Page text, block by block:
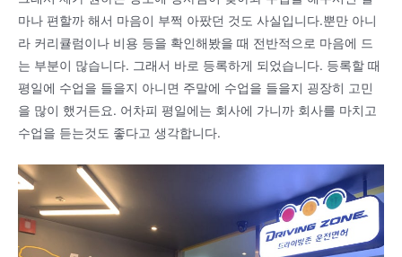
마나 편할까 해서 마음이 부쩍 아팠던 것도 사실입니다.뿐만 아니
라 커리큘럼이나 비용 등을 확인해봤을 때 전반적으로 마음에 드
는 부분이 많습니다. 그래서 바로 등록하게 되었습니다. 등록할 때
평일에 수업을 들을지 아니면 주말에 수업을 들을지 굉장히 고민
을 많이 했거든요. 어차피 평일에는 회사에 가니까 회사를 마치고
수업을 듣는것도 좋다고 생각합니다.